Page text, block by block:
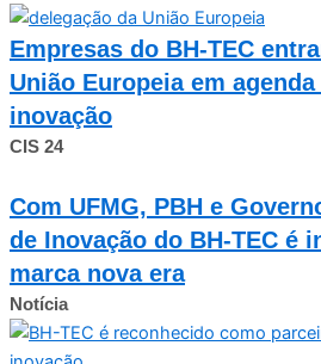
Empresas do BH-TEC
União Europeia em
inovação
CIS 24
Com UFMG, PBH e
de Inovação do BH-TEC é
marca nova era
Notícia